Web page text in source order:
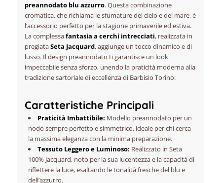
preannodato blu azzurro. Questa combinazione
cromatica, che richiama le sfumature del cielo e del mare, è
l’accessorio perfetto per la stagione primaverile ed estiva.
La complessafantasia a cerchi intrecciati, realizzata in
pregiataSeta Jacquard, aggiunge un tocco dinamico e di
lusso. Il design preannodato ti garantisce un look
impeccabile senza sforzo, unendo la praticità moderna alla
tradizione sartoriale di eccellenza di Barbisio Torino.
Caratteristiche Principali
Praticità Imbattibile: Modello preannodato per un
nodo sempre perfetto e simmetrico, ideale per chi cerca
la massima eleganza con la minima preparazione.
Tessuto Leggero e Luminoso: Realizzato in Seta
100% Jacquard, noto per la sua lucentezza e la capacità di
riflettere la luce, esaltando le tonalità fresche del blu e
dell’azzurro.